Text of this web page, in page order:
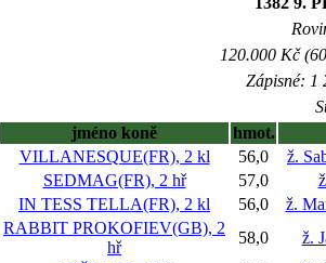
120.000 Kč
Zápisné: 1
jméno koně
hmot.
VILLANESQUE(FR), 2 kl 56,0
ž.
SEDMAG(FR), 2 hř 57,0
IN TESS TELLA(FR), 2 kl 56,0
ž.
RABBIT PROKOFIEV(GB), 2
hř
58,0
ž.